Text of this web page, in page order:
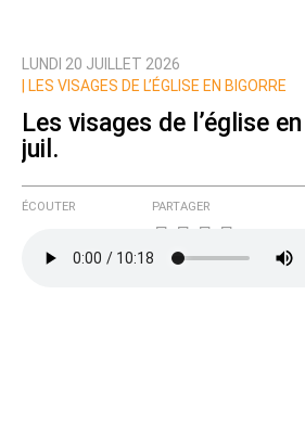
Prévenez-moi de tous les
LUNDI 20 JUILLET 2026
LES VISAGES DE L’ÉGLISE EN BIGORRE
Les visages de l’église
juil.
ÉCOUTER PARTAGER